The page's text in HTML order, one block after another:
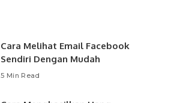
Cara Melihat Email Facebook
Sendiri Dengan Mudah
5 Min Read